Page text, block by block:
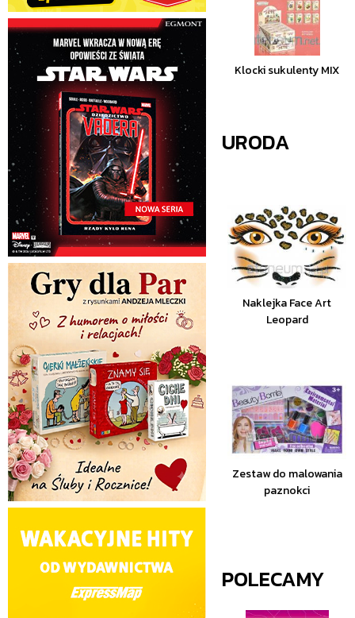
Klocki sukulenty MIX
URODA
Naklejka Face Art
Leopard
Zestaw do malowania
paznokci
POLECAMY